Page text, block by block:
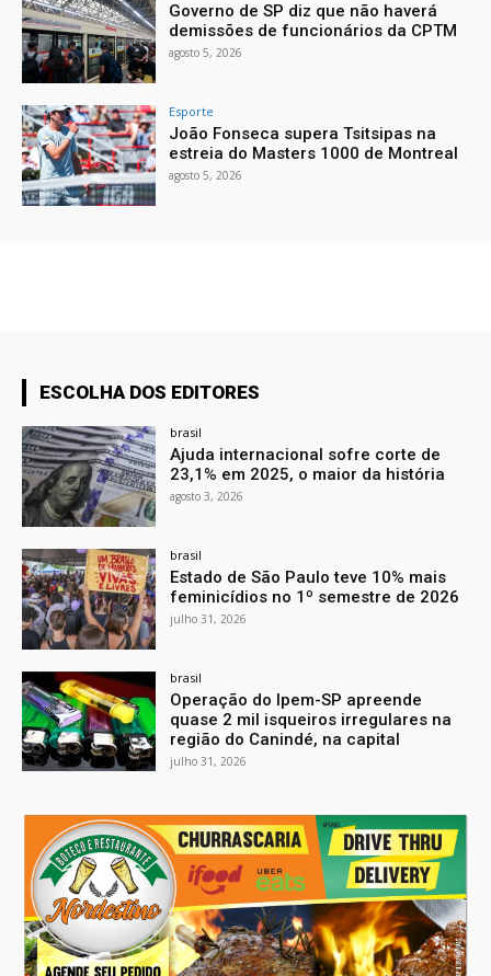
Governo de SP diz que não haverá
demissões de funcionários da CPTM
agosto 5, 2026
Esporte
João Fonseca supera Tsitsipas na
estreia do Masters 1000 de Montreal
agosto 5, 2026
ESCOLHA DOS EDITORES
brasil
Ajuda internacional sofre corte de
23,1% em 2025, o maior da história
agosto 3, 2026
brasil
Estado de São Paulo teve 10% mais
feminicídios no 1º semestre de 2026
julho 31, 2026
brasil
Operação do Ipem-SP apreende
quase 2 mil isqueiros irregulares na
região do Canindé, na capital
julho 31, 2026